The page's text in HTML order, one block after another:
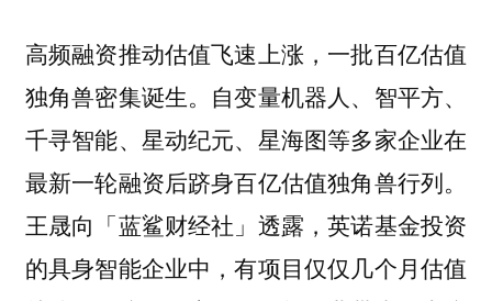
高频融资推动估值飞速上涨，一批百亿估值
独角兽密集诞生。自变量机器人、智平方、
千寻智能、星动纪元、星海图等多家企业在
最新一轮融资后跻身百亿估值独角兽行列。
王晟向「蓝鲨财经社」透露，英诺基金投资
的具身智能企业中，有项目仅仅几个月估值